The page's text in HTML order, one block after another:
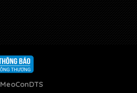
MeoConDTS